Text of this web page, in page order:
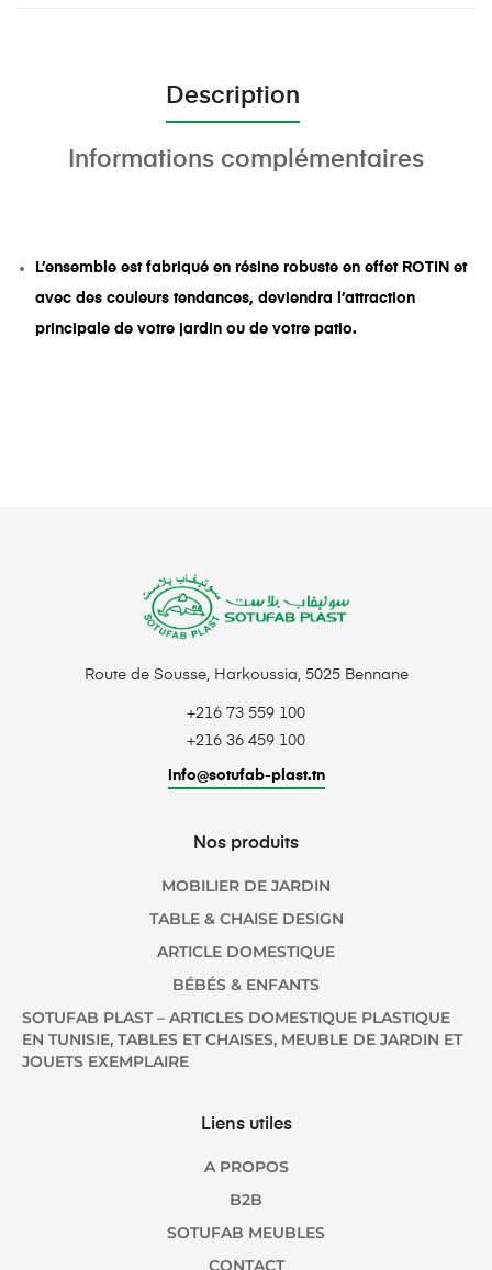
Description
Informations complémentaires
L’ensemble est fabriqué en résine robuste en effet ROTIN et
avec des couleurs tendances, deviendra l’attraction
principale de votre jardin ou de votre patio.
Route de Sousse, Harkoussia, 5025 Bennane
+216 73 559 100
+216 36 459 100
info@sotufab-plast.tn
Nos produits
MOBILIER DE JARDIN
TABLE & CHAISE DESIGN
ARTICLE DOMESTIQUE
BÉBÉS & ENFANTS
SOTUFAB PLAST – ARTICLES DOMESTIQUE PLASTIQUE
EN TUNISIE, TABLES ET CHAISES, MEUBLE DE JARDIN ET
JOUETS EXEMPLAIRE
Liens utiles
A PROPOS
B2B
SOTUFAB MEUBLES